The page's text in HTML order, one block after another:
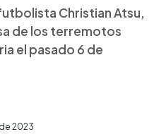
Christian Atsu,
de los terremotos
el pasado 6 de
2023